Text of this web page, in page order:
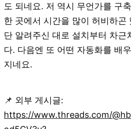
도 되네요. 저 역시 무언가를 구
한 곳에서 시간을 많이 허비하곤
단 알려주신 대로 설치부터 차근
다. 다음엔 또 어떤 자동화를 배
지네요.
📌 외부 게시글:
https://www.threads.com/